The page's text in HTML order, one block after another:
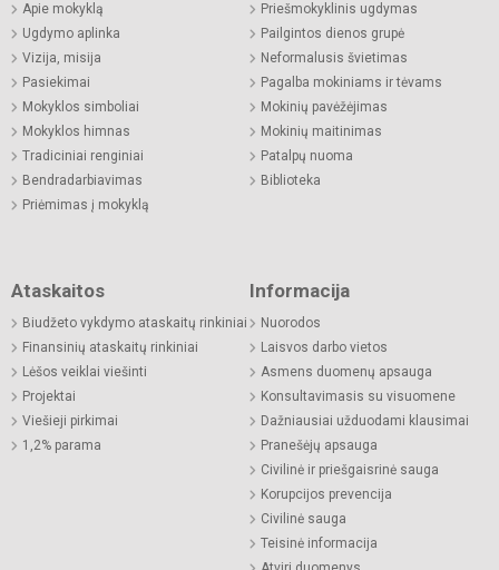
Apie mokyklą
Ugdymo aplinka
Vizija, misija
Pasiekimai
Mokyklos simboliai
Mokyklos himnas
Tradiciniai renginiai
Bendradarbiavimas
Priėmimas į mokyklą
Priešmokyklinis ugdymas
Pailgintos dienos grupė
Neformalusis švietimas
Pagalba mokiniams ir tėvams
Mokinių pavėžėjimas
Mokinių maitinimas
Patalpų nuoma
Biblioteka
Ataskaitos
Biudžeto vykdymo ataskaitų rinkiniai
Finansinių ataskaitų rinkiniai
Lėšos veiklai viešinti
Projektai
Viešieji pirkimai
1,2% parama
Informacija
Nuorodos
Laisvos darbo vietos
Asmens duomenų apsauga
Konsultavimasis su visuomene
Dažniausiai užduodami klausimai
Pranešėjų apsauga
Civilinė ir priešgaisrinė sauga
Korupcijos prevencija
Civilinė sauga
Teisinė informacija